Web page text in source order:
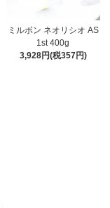
ミルボン ネオリシオ AS
1st 400g
3,928円(税357円)